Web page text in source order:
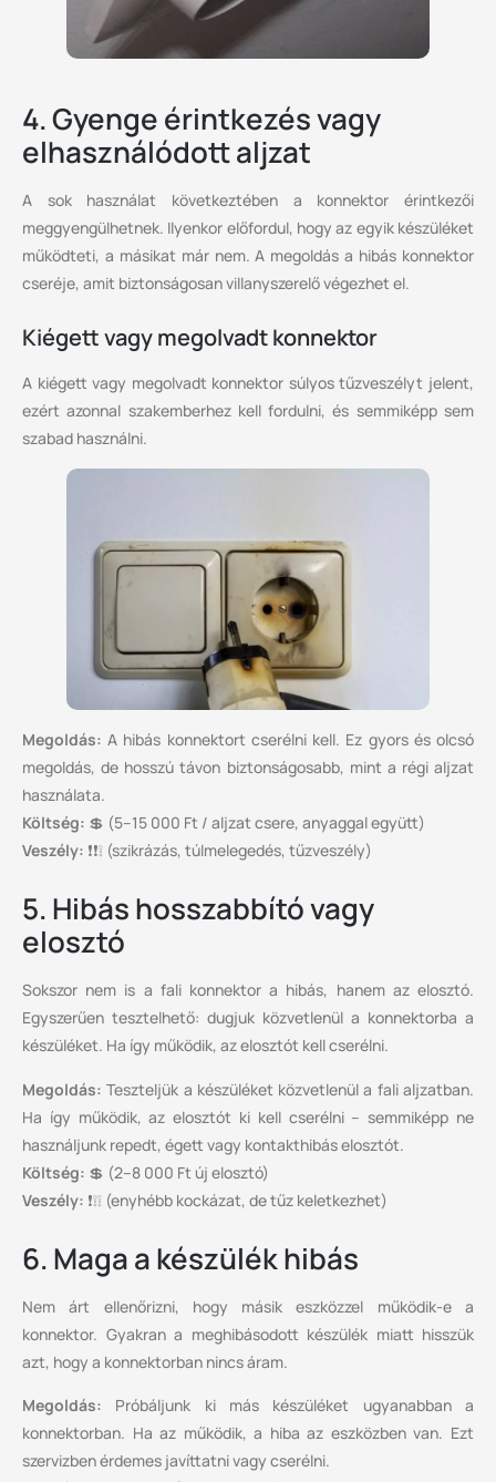
4. Gyenge érintkezés vagy
elhasználódott aljzat
A sok használat következtében a konnektor érintkezői
meggyengülhetnek. Ilyenkor előfordul, hogy az egyik készüléket
működteti, a másikat már nem. A megoldás a hibás konnektor
cseréje, amit biztonságosan villanyszerelő végezhet el.
Kiégett vagy megolvadt konnektor
A kiégett vagy megolvadt konnektor súlyos tűzveszélyt jelent,
ezért azonnal szakemberhez kell fordulni, és semmiképp sem
szabad használni.
Megoldás: A hibás konnektort cserélni kell. Ez gyors és olcsó
megoldás, de hosszú távon biztonságosabb, mint a régi aljzat
használata.
Költség: 💲 (5–15 000 Ft / aljzat csere, anyaggal együtt)
Veszély: ❗❗❕ (szikrázás, túlmelegedés, tűzveszély)
5. Hibás hosszabbító vagy
elosztó
Sokszor nem is a fali konnektor a hibás, hanem az elosztó.
Egyszerűen tesztelhető: dugjuk közvetlenül a konnektorba a
készüléket. Ha így működik, az elosztót kell cserélni.
Megoldás: Teszteljük a készüléket közvetlenül a fali aljzatban.
Ha így működik, az elosztót ki kell cserélni – semmiképp ne
használjunk repedt, égett vagy kontakthibás elosztót.
Költség: 💲 (2–8 000 Ft új elosztó)
Veszély: ❗❕❕ (enyhébb kockázat, de tűz keletkezhet)
6. Maga a készülék hibás
Nem árt ellenőrizni, hogy másik eszközzel működik-e a
konnektor. Gyakran a meghibásodott készülék miatt hisszük
azt, hogy a konnektorban nincs áram.
Megoldás: Próbáljunk ki más készüléket ugyanabban a
konnektorban. Ha az működik, a hiba az eszközben van. Ezt
szervizben érdemes javíttatni vagy cserélni.